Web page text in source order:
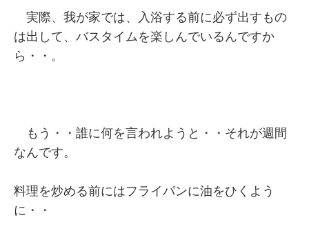
実際、我が家では、入浴する前に必ず出すもの
は出して、バスタイムを楽しんでいるんですか
ら・・。
もう・・誰に何を言われようと・・それが週間
なんです。
料理を炒める前にはフライパンに油をひくよう
に・・